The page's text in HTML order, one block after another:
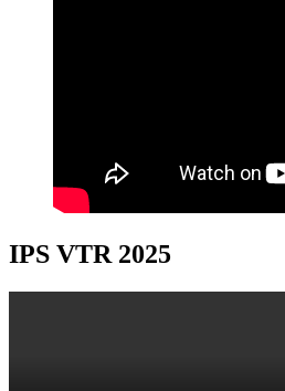
IPS VTR 2025